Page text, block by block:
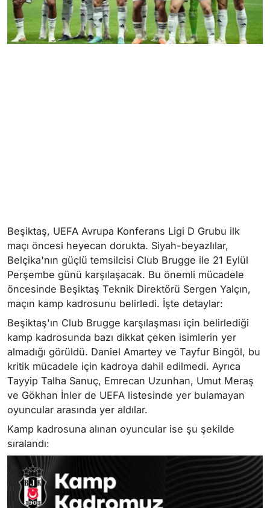
Beşiktaş, UEFA Avrupa Konferans Ligi D Grubu ilk
maçı öncesi heyecan dorukta. Siyah-beyazlılar,
Belçika'nın güçlü temsilcisi Club Brugge ile 21 Eylül
Perşembe günü karşılaşacak. Bu önemli mücadele
öncesinde Beşiktaş Teknik Direktörü Sergen Yalçın,
maçın kamp kadrosunu belirledi. İşte detaylar:
Beşiktaş'ın Club Brugge karşılaşması için belirlediği
kamp kadrosunda bazı dikkat çeken isimlerin yer
almadığı görüldü. Daniel Amartey ve Tayfur Bingöl, bu
kritik mücadele için kadroya dahil edilmedi. Ayrıca
Tayyip Talha Sanuç, Emrecan Uzunhan, Umut Meraş
ve Gökhan İnler de UEFA listesinde yer bulamayan
oyuncular arasında yer aldılar.
Kamp kadrosuna alınan oyuncular ise şu şekilde
sıralandı: